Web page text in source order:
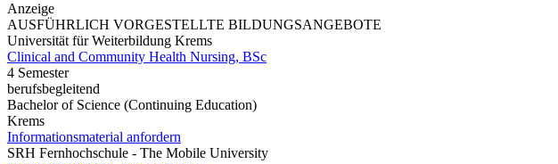
Anzeige
AUSFÜHRLICH VORGESTELLTE BILDUNGSANGEBOTE
Universität für Weiterbildung Krems
Clinical and Community Health Nursing, BSc
4 Semester
berufsbegleitend
Bachelor of Science (Continuing Education)
Krems
Informationsmaterial anfordern
SRH Fernhochschule - The Mobile University